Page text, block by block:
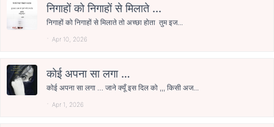
निगाहों को निगाहों से मिलाते ...
निगाहों को निगाहों से मिलाते तो अच्छा होता तुम इज...
Apr 10, 2026
कोई अपना सा लगा …
कोई अपना सा लगा … जाने क्यूँ इस दिल को ,,, किसी अज...
Apr 1, 2026